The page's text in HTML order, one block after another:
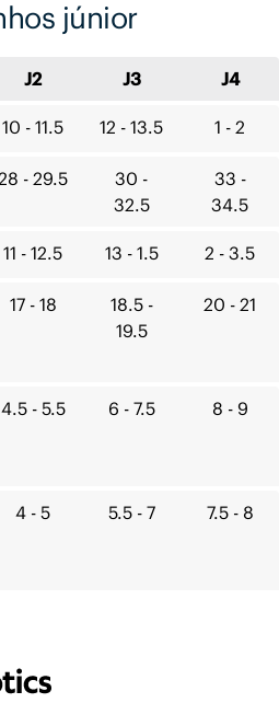
júnior
J2 J3 J4
10 - 11.5 12 - 13.5 1 - 2
- 29.5
30 -
32.5
33 -
34.5
11 - 12.5 13 - 1.5 2 - 3.5
17 - 18
18.5 -
19.5
20 - 21
4.5 - 5.5 6 - 7.5 8 - 9
4 - 5 5.5 - 7 7.5 - 8